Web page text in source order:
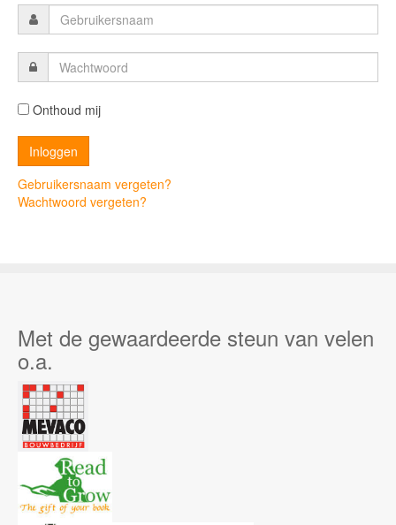
Onthoud mij
Gebruikersnaam vergeten?
Wachtwoord vergeten?
Met de gewaardeerde steun van velen
o.a.